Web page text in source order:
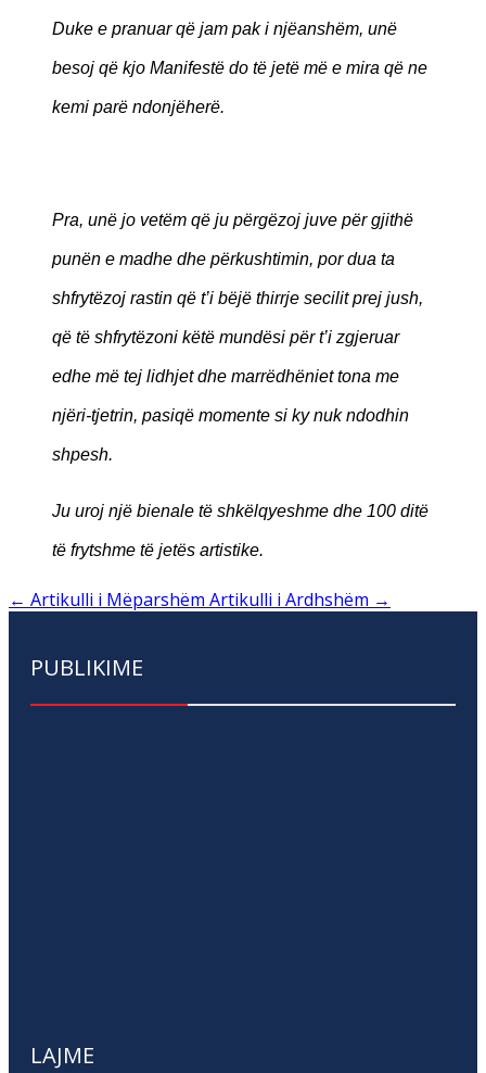
Duke e pranuar që jam pak i njëanshëm, unë
besoj që kjo Manifestë do të jetë më e mira që ne
kemi parë ndonjëherë.
Pra, unë jo vetëm që ju përgëzoj juve për gjithë
punën e madhe dhe përkushtimin, por dua ta
shfrytëzoj rastin që t’i bëjë thirrje secilit prej jush,
që të shfrytëzoni këtë mundësi për t’i zgjeruar
edhe më tej lidhjet dhe marrëdhëniet tona me
njëri-tjetrin, pasiqë momente si ky nuk ndodhin
shpesh.
Ju uroj një bienale të shkëlqyeshme dhe 100 ditë
të frytshme të jetës artistike.
← Artikulli i Mëparshëm Artikulli i Ardhshëm →
PUBLIKIME
LAJME